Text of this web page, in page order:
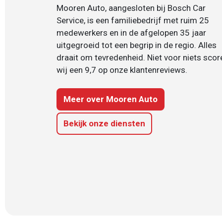
Mooren Auto, aangesloten bij Bosch Car
Service, is een familiebedrijf met ruim 25
medewerkers en in de afgelopen 35 jaar
uitgegroeid tot een begrip in de regio. Alles
draait om tevredenheid. Niet voor niets
wij een 9,7 op onze klantenreviews.
Meer over Mooren Auto
Bekijk onze diensten